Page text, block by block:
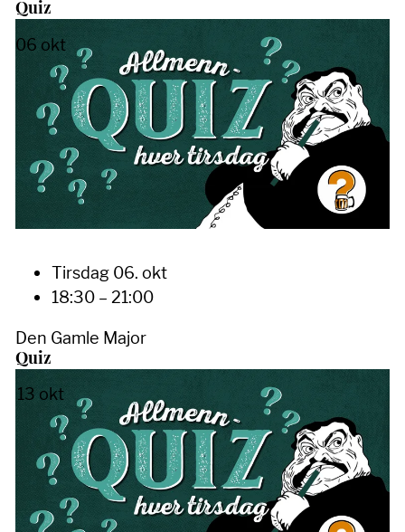
Quiz
06 okt
Tirsdag 06. okt
18:30 – 21:00
Den Gamle Major
Quiz
13 okt